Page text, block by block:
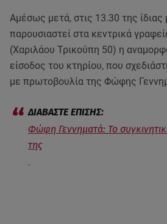
Αμέσως μετά, στις 13.30 της ίδιας
παρουσιαστεί στα κεντρικά
(Χαριλάου Τρικούπη 50) η
είσοδος του κτηρίου, που
με πρωτοβουλία της Φώφης
Φώφη Γεννηματά: Το
της